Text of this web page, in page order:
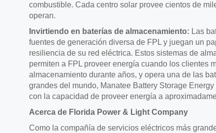
combustible. Cada centro solar provee cientos de
operan.
Invirtiendo en baterías de almacenamiento: Las
fuentes de generación diversa de FPL y juegan un
resiliencia de su red eléctrica. Estos sistemas de
permiten a FPL proveer energía cuando los clientes
almacenamiento durante años, y opera una de las
grandes del mundo, Manatee Battery Storage
con la capacidad de proveer energía a
Acerca de Florida Power & Light Company
Como la compañía de servicios eléctricos más